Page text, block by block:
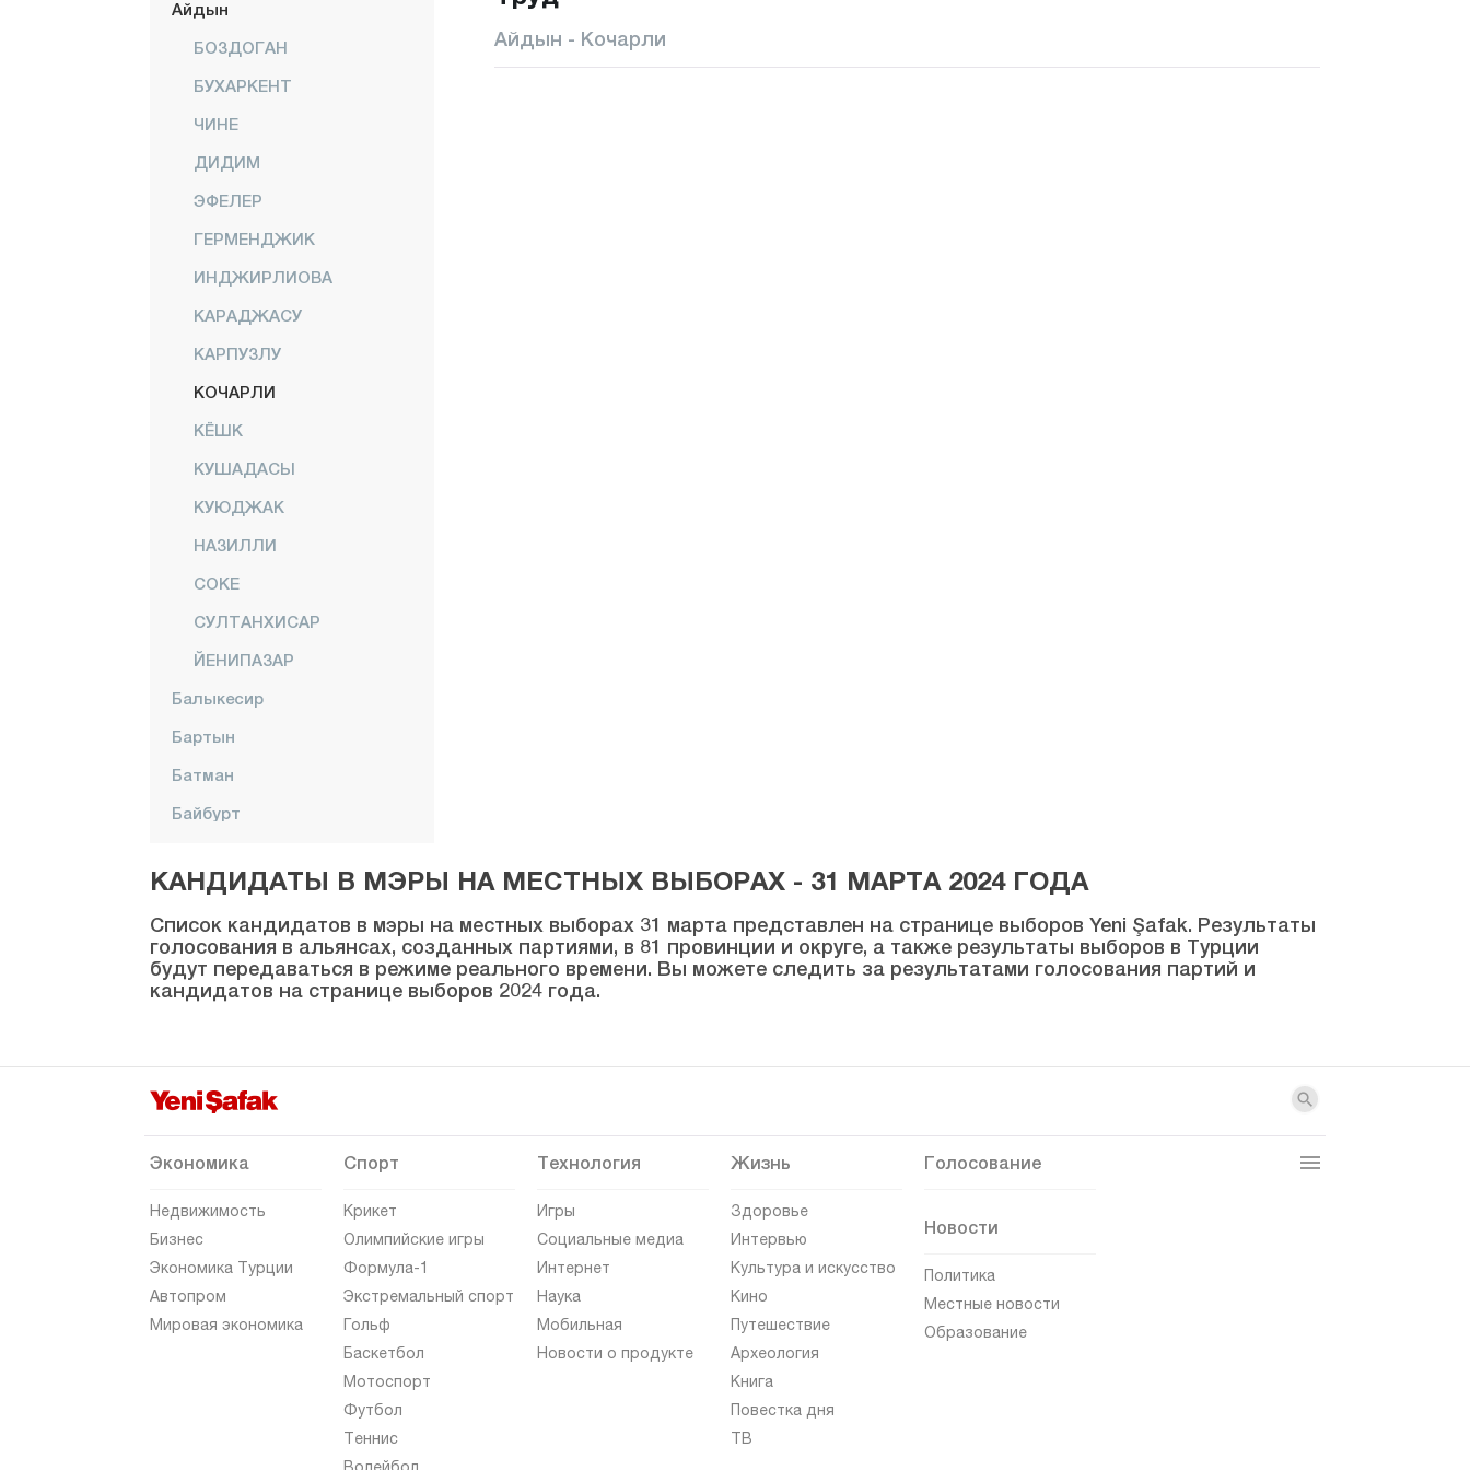
Айдын
БОЗДОГАН
БУХАРКЕНТ
ЧИНЕ
ДИДИМ
ЭФЕЛЕР
ГЕРМЕНДЖИК
ИНДЖИРЛИОВА
КАРАДЖАСУ
КАРПУЗЛУ
КОЧАРЛИ
КЁШК
КУШАДАСЫ
КУЮДЖАК
НАЗИЛЛИ
СОКЕ
СУЛТАНХИСАР
ЙЕНИПАЗАР
Балыкесир
Бартын
Батман
Байбурт
Бингёль
Битлис
Болу
Бурдур
Чанкыры
Чорум
Диярбакыр
Дюздже
Эдирне
Айдын - Кочарли
КАНДИДАТЫ В МЭРЫ НА МЕСТНЫХ ВЫБОРАХ - 31 МАРТА 2024 ГОДА
Список кандидатов в мэры на местных выборах 31 марта представлен на странице выборов Yeni Şafak. Результаты
голосования в альянсах, созданных партиями, в 81 провинции и округе, а также результаты выборов в Турции
будут передаваться в режиме реального времени. Вы можете следить за результатами голосования партий и
кандидатов на странице выборов 2024 года.
Экономика
Недвижимость
Бизнес
Экономика Турции
Автопром
Мировая экономика
Спорт
Крикет
Олимпийские игры
Формула-1
Экстремальный спорт
Гольф
Баскетбол
Мотоспорт
Футбол
Теннис
Технология
Игры
Социальные медиа
Интернет
Наука
Мобильная
Новости о продукте
Жизнь
Здоровье
Интервью
Культура и искусство
Кино
Путешествие
Археология
Книга
Повестка дня
ТВ
Голосование
Новости
Политика
Местные новости
Образование